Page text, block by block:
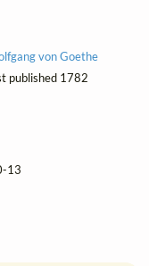
von Goethe
published 1782
13